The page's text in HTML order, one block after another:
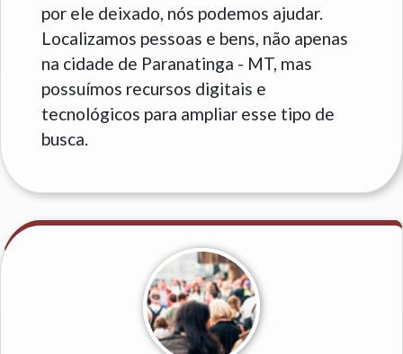
por ele deixado, nós podemos ajudar.
Localizamos pessoas e bens, não apenas
na cidade de Paranatinga - MT, mas
possuímos recursos digitais e
tecnológicos para ampliar esse tipo de
busca.